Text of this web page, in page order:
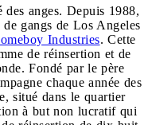
anges. Depuis 1988,
de gangs de Los Angeles
Industries. Cette
de réinsertion et de
Fondé par le père
chaque année des
situé dans le quartier
à but non lucratif qui